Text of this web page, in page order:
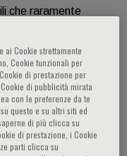
che raramente
aspetti chiave della
gli
imparare a pensare,
di team clinici,
internazionali.
urologici
ai Cookie strettamente
Cookie funzionali per
di prestazione per
di pubblicità mirata
con le preferenze da te
questo e su altri siti ed
di più clicca su
di prestazione, i Cookie
parti clicca su